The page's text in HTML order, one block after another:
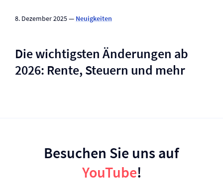
8. Dezember 2025 — Neuigkeiten
Die wichtigsten Änderungen ab
2026: Rente, Steuern und mehr
Besuchen Sie uns auf
YouTube!